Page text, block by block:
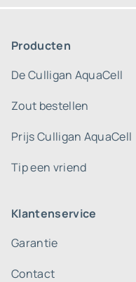
Producten
De Culligan AquaCell
Zout bestellen
Prijs Culligan AquaCell
Tip een vriend
Klantenservice
Garantie
Contact